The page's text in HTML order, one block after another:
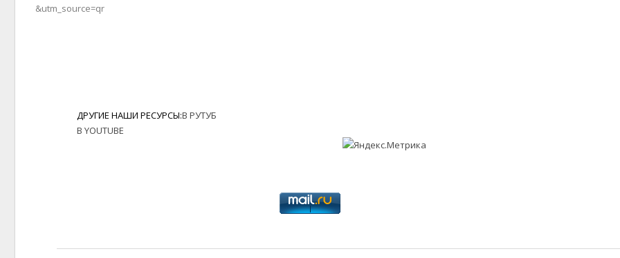
&utm_source=qr
ДРУГИЕ НАШИ РЕСУРСЫ:В РУТУБ
В YOUTUBE